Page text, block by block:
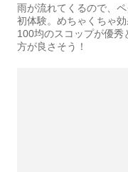
雨が流れてくるので、
初体験。めちゃくちゃ効
100均のスコップが優
方が良さそう！